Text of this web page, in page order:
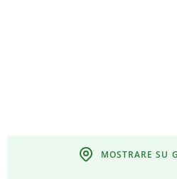
MOSTRARE SU